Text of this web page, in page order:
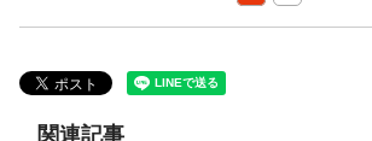
関連記事